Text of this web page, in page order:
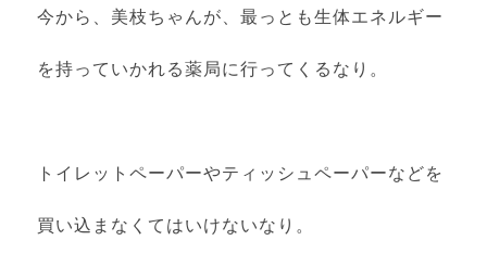
今から、美枝ちゃんが、最っとも生体エネルギー
を持っていかれる薬局に行ってくるなり。
トイレットペーパーやティッシュペーパーなどを
買い込まなくてはいけないなり。